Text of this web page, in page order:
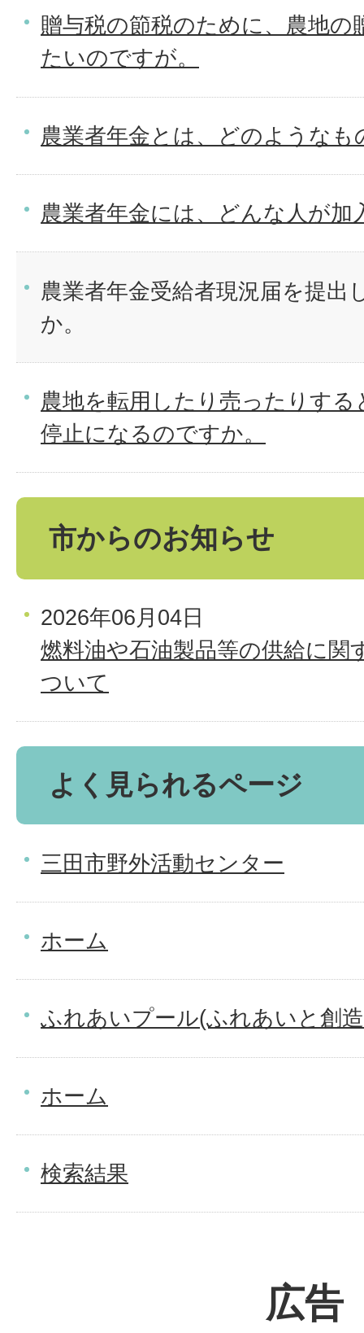
贈与税の節税のために、農地の
たいのですが。
農業者年金とは、どのようなも
農業者年金には、どんな人が加
農業者年金受給者現況届を提出
か。
農地を転用したり売ったりする
停止になるのですか。
市からのお知らせ
2026年06月04日
燃料油や石油製品等の供給に関
ついて
よく見られるページ
三田市野外活動センター
ホーム
ふれあいプール(ふれあいと創
ホーム
検索結果
広告